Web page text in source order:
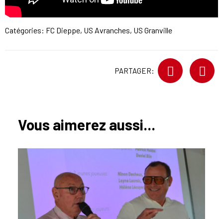
Catégories: FC Dieppe, US Avranches, US Granville
PARTAGER:
Vous aimerez aussi...